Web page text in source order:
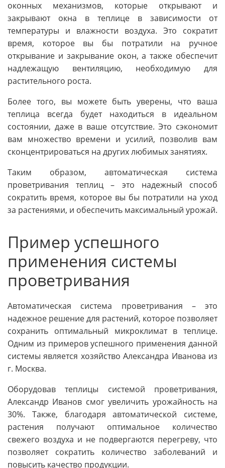
оконных механизмов, которые открывают и
закрывают окна в теплице в зависимости от
температуры и влажности воздуха. Это сократит
время, которое вы бы потратили на ручное
открывание и закрывание окон, а также обеспечит
надлежащую вентиляцию, необходимую для
растительного роста.
Более того, вы можете быть уверены, что ваша
теплица всегда будет находиться в идеальном
состоянии, даже в ваше отсутствие. Это сэкономит
вам множество времени и усилий, позволив вам
сконцентрироваться на других любимых занятиях.
Таким образом, автоматическая система
проветривания теплиц – это надежный способ
сократить время, которое вы бы потратили на уход
за растениями, и обеспечить максимальный урожай.
Пример успешного
применения системы
проветривания
Автоматическая система проветривания – это
надежное решение для растений, которое позволяет
сохранить оптимальный микроклимат в теплице.
Одним из примеров успешного применения данной
системы является хозяйство Александра Иванова из
г. Москва.
Оборудовав теплицы системой проветривания,
Александр Иванов смог увеличить урожайность на
30%. Также, благодаря автоматической системе,
растения получают оптимальное количество
свежего воздуха и не подвергаются перегреву, что
позволяет сократить количество заболеваний и
повысить качество продукции.